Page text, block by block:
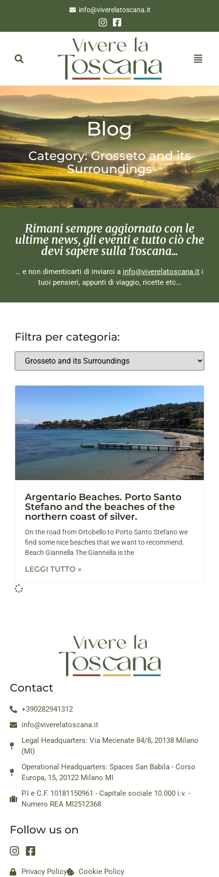
info@viverelatoscana.it
Blog
Category: Grosseto and its
Surroundings
Rimani sempre aggiornato con le
ultime news, gli eventi e tutto ciò che
devi sapere sulla Toscana...
… e non dimenticarti di inviarci a info@viverelatoscana.it i
tuoi pensieri, appunti di viaggio, ricette etc…
Filtra per categoria:
Argentario Beaches. Porto Santo
Stefano and the beaches of the
northern coast of silver.
On the road from Ortobello to Porto Santo Stefano we
find some nice beaches that we want to recommend.
Beach Giannella The Giannella is the
LEGGI TUTTO »
Contact
+390282941312
info@viverelatoscana.it
Legal Headquarters: Via Mecenate 84/8, 20138 Milano
(MI)
Operational Headquarters: Spaces San Babila - Corso
Europa, 15, 20122 Milano MI
P.I e C.F. 10181150961 - Capitale sociale 10.000 i.v. -
Numero REA MI2512368
Follow us on
Privacy Policy Cookie Policy